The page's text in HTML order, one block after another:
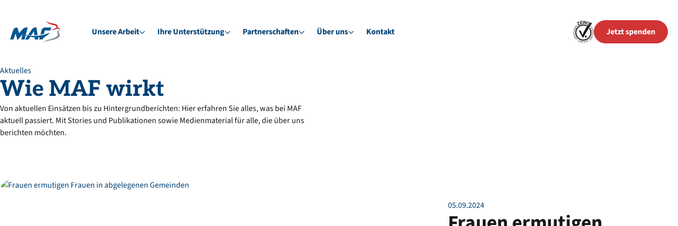
Unsere Arbeit Ihre Unterstützung Partnerschaften Über uns Kontakt Jetzt spenden
Aktuelles
Wie MAF wirkt
Von aktuellen Einsätzen bis zu Hintergrundberichten: Hier erfahren Sie alles, was bei MAF
aktuell passiert. Mit Stories und Publikationen sowie Medienmaterial für alle, die über uns
berichten möchten.
05.09.2024